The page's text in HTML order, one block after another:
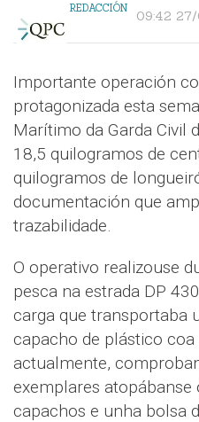
REDACCIÓN 09:42
Importante operación
protagonizada esta
Marítimo da Garda Civil
18,5 quilogramos de
quilogramos de
documentación que
trazabilidade.
O operativo realizouse
pesca na estrada DP
carga que transportaba
capacho de plástico
actualmente,
exemplares
capachos e unha bolsa